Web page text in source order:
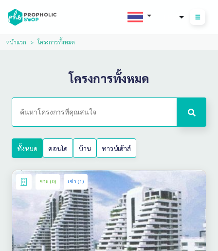
หน้าแรก โครงการทั้งหมด
โครงการทั้งหมด
ทั้งหมด คอนโด บ้าน ทาวน์เฮ้าส์
ขาย (0) เช่า (1)